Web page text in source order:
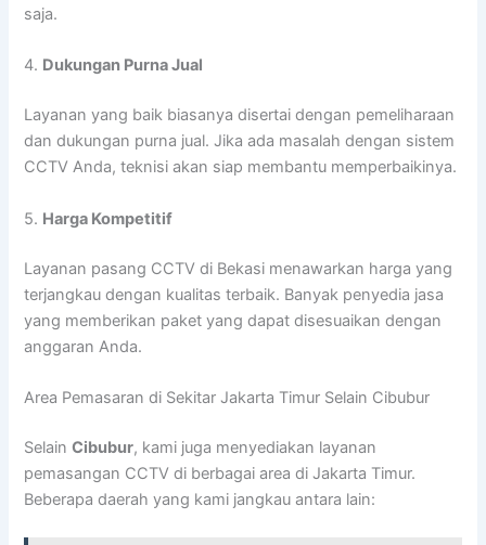
saja.
4. Dukungan Purna Jual
Layanan yang baik biasanya disertai dengan pemeliharaan
dan dukungan purna jual. Jika ada masalah dengan sistem
CCTV Anda, teknisi akan siap membantu memperbaikinya.
5. Harga Kompetitif
Layanan pasang CCTV di Bekasi menawarkan harga yang
terjangkau dengan kualitas terbaik. Banyak penyedia jasa
yang memberikan paket yang dapat disesuaikan dengan
anggaran Anda.
Area Pemasaran di Sekitar Jakarta Timur Selain Cibubur
SelainCibubur, kami juga menyediakan layanan
pemasangan CCTV di berbagai area di Jakarta Timur.
Beberapa daerah yang kami jangkau antara lain: